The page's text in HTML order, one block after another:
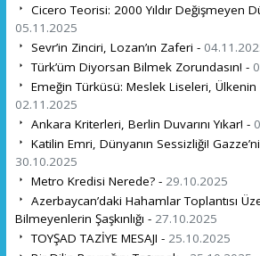
Cicero Teorisi: 2000 Yıldır Değişmeyen
05.11.2025
Sevr’in Zinciri, Lozan’ın Zaferi -
Türk’üm Diyorsan Bilmek Zorundasın! -
Emeğin Türküsü: Meslek Liseleri, Ülkenin
02.11.2025
Ankara Kriterleri, Berlin Duvarını Yıkar! -
Katilin Emri, Dünyanın Sessizliği!
30.10.2025
Metro Kredisi Nerede? - 29.10.2025
Azerbaycan’daki Hahamlar Toplantısı
Bilmeyenlerin Şaşkınlığı - 27.10.2025
TOYŞAD TAZİYE MESAJI - 25.10.2025